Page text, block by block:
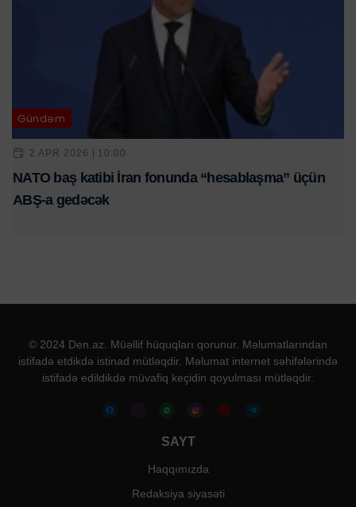
Gündəm
2 APR 2026 | 10:00
NATO baş katibi İran fonunda “hesablaşma” üçün
ABŞ-a gedəcək
© 2024 Den.az. Müəllif hüquqları qorunur. Məlumatlarından
istifadə etdikdə istinad mütləqdir. Məlumat internet səhifələrində
istifadə edildikdə müvafiq keçidin qoyulması mütləqdir.
SAYT
Haqqımızda
Redaksiya siyasəti